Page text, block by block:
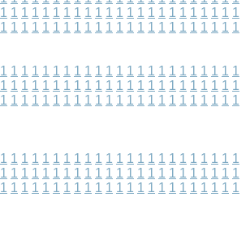
1 1 1 1 1 1 1 1 1 1 1 1 1 1 1 1 1 1 1 1 1 1 1
1 1 1 1 1 1 1 1 1 1 1 1 1 1 1 1 1 1 1 1 1 1 1
1 1 1 1 1 1 1 1 1 1 1 1 1 1 1 1 1 1 1 1 1 1 1
1 1 1 1 1 1 1 1 1 1 1 1 1 1 1 1 1 1 1 1 1 1 1
1 1 1 1 1 1 1 1 1 1 1 1 1 1 1 1 1 1 1 1 1 1 1
1 1 1 1 1 1 1 1 1 1 1 1 1 1 1 1 1 1 1 1 1 1 1
1 1 1 1 1 1 1 1 1 1 1 1 1 1 1 1 1 1 1 1 1 1 1
1 1 1 1 1 1 1 1 1 1 1 1 1 1 1 1 1 1 1 1 1 1 1